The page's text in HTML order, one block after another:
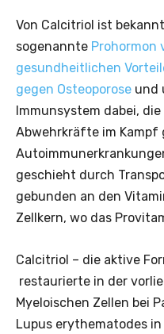
Von Calcitriol ist
sogenannte Prohormon
gesundheitlichen
gegen Osteoporose und
Immunsystem dabei,
Abwehrkräfte im
geschieht durch
gebunden an den
Zellkern, wo das
Calcitriol – die aktive
restaurierte in der
Myeloischen Zellen bei
Lupus erythematodes